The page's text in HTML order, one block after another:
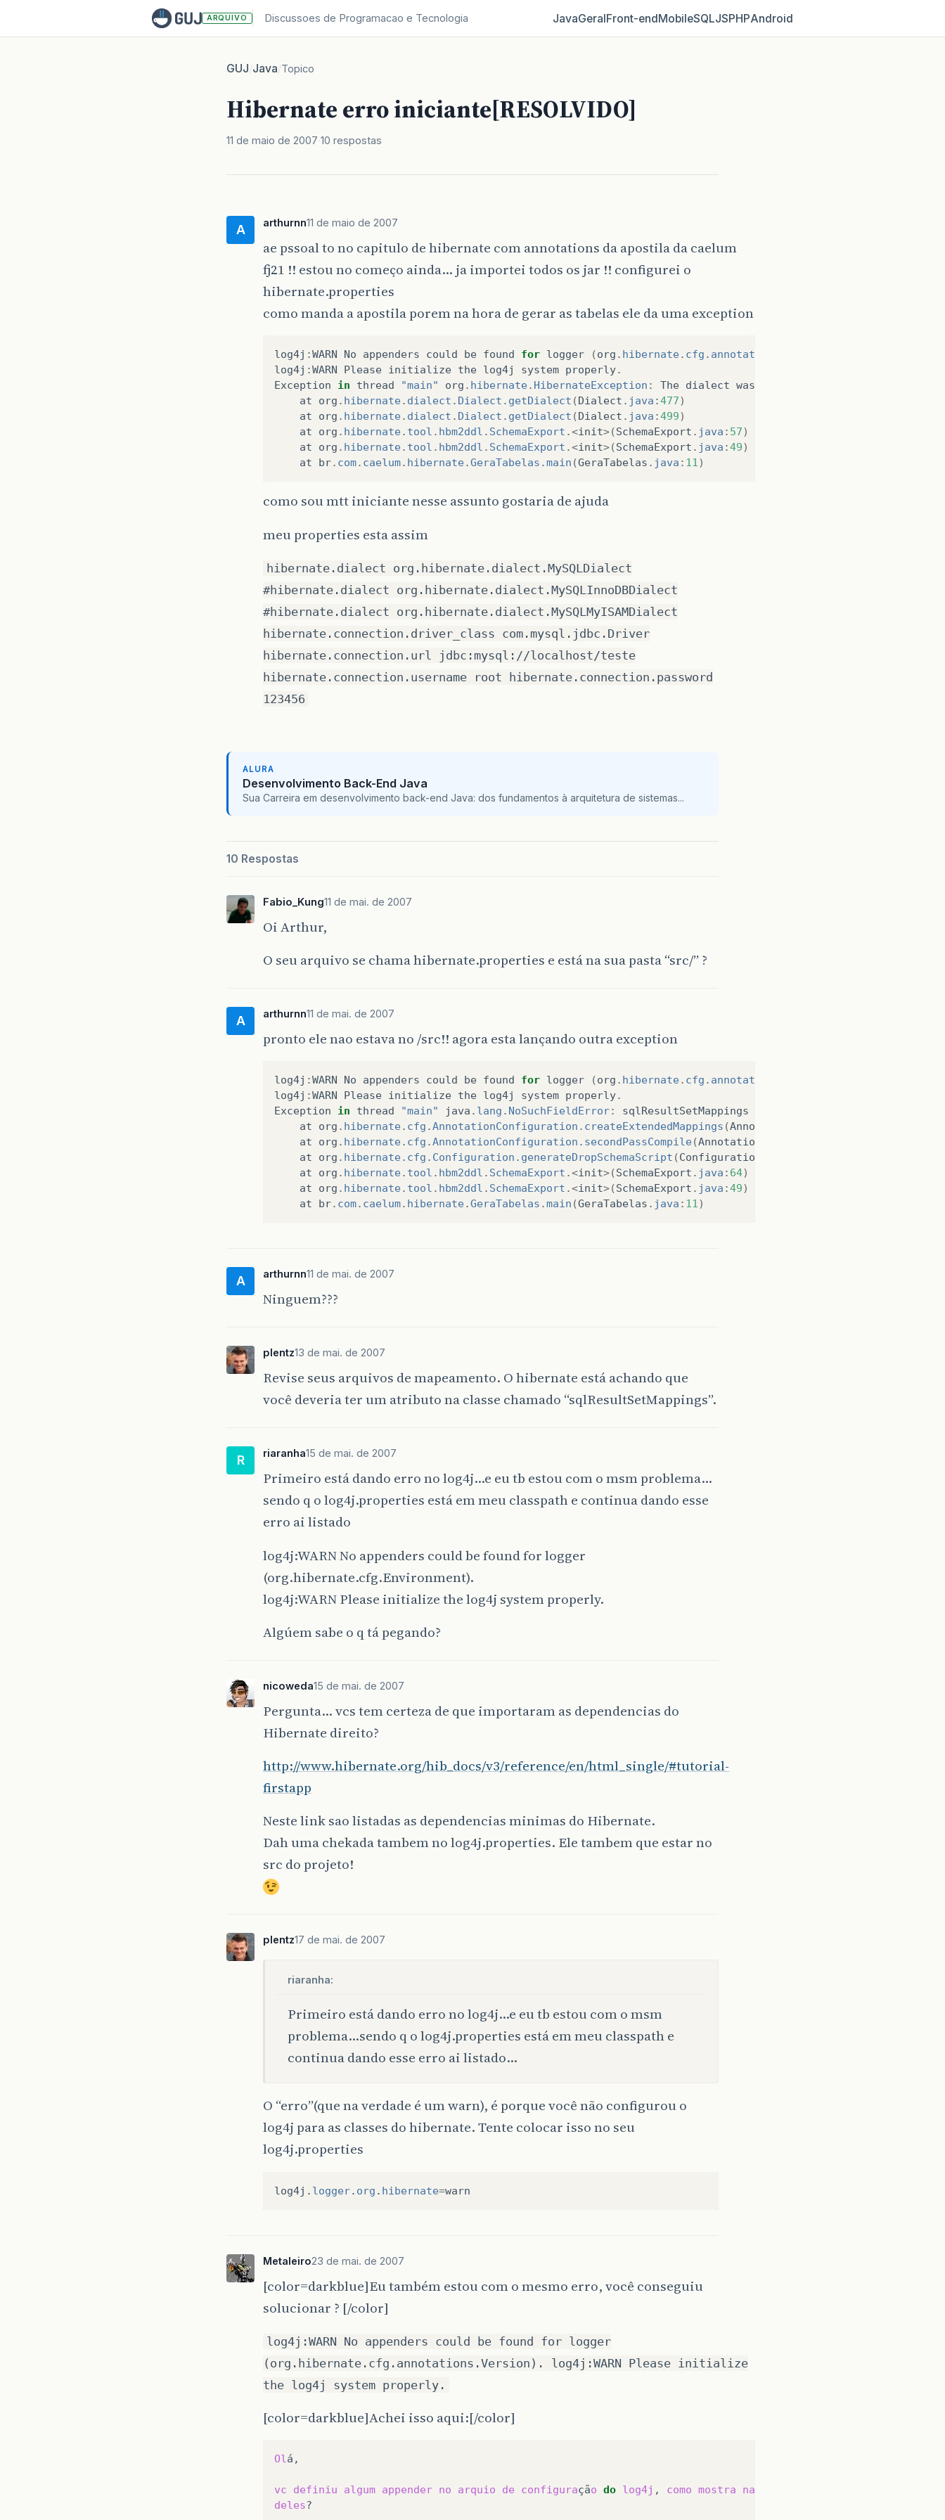
ARQUIVO Discussoes de Programacao e Tecnologia JavaGeralFront‑endMobileSQLJSPHPAndroid
GUJ/Java/Topico
Hibernate erro iniciante[RESOLVIDO]
11 de maio de 2007 10 respostas
A arthurnn11 de maio de 2007
ae pssoal to no capitulo de hibernate com annotations da apostila da caelum
fj21 !! estou no começo ainda… ja importei todos os jar !! configurei o
hibernate.properties
como manda a apostila porem na hora de gerar as tabelas ele da uma exception
log4j :WARN No appenders could be found for logger (org . hibernate. cfg . annotations
log4j :WARN Please initialize the log4j system properly.
Exception
in thread "main" org . hibernate. HibernateException : The dialect was
at
org . hibernate. dialect . Dialect . getDialect (Dialect . java :477)
at
org . hibernate. dialect . Dialect . getDialect (Dialect . java :499)
at
org . hibernate. tool . hbm2ddl . SchemaExport .<init>(SchemaExport . java : 57)
at
org . hibernate. tool . hbm2ddl . SchemaExport .<init>(SchemaExport . java :49)
at
br. com. caelum. hibernate.GeraTabelas .main (GeraTabelas . java : 11 )
como sou mtt iniciante nesse assunto gostaria de ajuda
meu properties esta assim
hibernate.dialect org.hibernate.dialect.MySQLDialect
#hibernate.dialect org.hibernate.dialect.MySQLInnoDBDialect
#hibernate.dialect org.hibernate.dialect.MySQLMyISAMDialect
hibernate.connection.driver_class com.mysql.jdbc.Driver
hibernate.connection.url jdbc:mysql://localhost/teste
hibernate.connection.username root hibernate.connection.password
123456
ALURA
Desenvolvimento Back-End Java
Sua Carreira em desenvolvimento back-end Java: dos fundamentos à arquitetura de sistemas...
10 Respostas
Fabio_Kung11 de mai. de 2007
Oi Arthur,
O seu arquivo se chama hibernate.properties e está na sua pasta “src/” ?
A arthurnn11 de mai. de 2007
pronto ele nao estava no /src!! agora esta lançando outra exception
log4j :WARN No appenders could be found for logger (org . hibernate. cfg . annotations
log4j :WARN Please initialize the log4j system properly.
Exception
in thread "main" java . lang . NoSuchFieldError:
sqlResultSetMappings
at
org . hibernate. cfg .AnnotationConfiguration . createExtendedMappings (AnnotationConfiguration
at
org . hibernate. cfg .AnnotationConfiguration . secondPassCompile(AnnotationConfiguration
at
org . hibernate. cfg . Configuration . generateDropSchemaScript (Configuration
at
org . hibernate. tool . hbm2ddl . SchemaExport .<init>(SchemaExport . java : 64)
at
org . hibernate. tool . hbm2ddl . SchemaExport .<init>(SchemaExport . java :49)
at
br. com. caelum. hibernate.GeraTabelas .main (GeraTabelas . java : 11 )
A arthurnn11 de mai. de 2007
Ninguem???
plentz13 de mai. de 2007
Revise seus arquivos de mapeamento. O hibernate está achando que
você deveria ter um atributo na classe chamado “sqlResultSetMappings”.
R riaranha15 de mai. de 2007
Primeiro está dando erro no log4j…e eu tb estou com o msm problema…
sendo q o log4j.properties está em meu classpath e continua dando esse
erro ai listado
log4j:WARN No appenders could be found for logger
(org.hibernate.cfg.Environment).
log4j:WARN Please initialize the log4j system properly.
Algúem sabe o q tá pegando?
nicoweda15 de mai. de 2007
Pergunta… vcs tem certeza de que importaram as dependencias do
Hibernate direito?
http://www.hibernate.org/hib_docs/v3/reference/en/html_single/#tutorial-
firstapp
Neste link sao listadas as dependencias minimas do Hibernate.
Dah uma chekada tambem no log4j.properties. Ele tambem que estar no
src do projeto!
plentz17 de mai. de 2007
riaranha:
Primeiro está dando erro no log4j…e eu tb estou com o msm
problema…sendo q o log4j.properties está em meu classpath e
continua dando esse erro ai listado…
O “erro”(que na verdade é um warn), é porque você não configurou o
log4j para as classes do hibernate. Tente colocar isso no seu
log4j.properties
log4j . logger. org . hibernate=warn
Metaleiro23 de mai. de 2007
[color=darkblue]Eu também estou com o mesmo erro, você conseguiu
solucionar ? [/color]
log4j:WARN No appenders could be found for logger
(org.hibernate.cfg.annotations.Version). log4j:WARN Please initialize
the log4j system properly.
[color=darkblue]Achei isso aqui:[/color]
Ol á,
vc definiu algum appender no arquio de configuração do log4j , como mostra na
deles?